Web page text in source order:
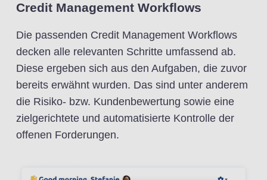
Credit Management Workflows
Die passenden Credit Management Workflows
decken alle relevanten Schritte umfassend ab.
Diese ergeben sich aus den Aufgaben, die zuvor
bereits erwähnt wurden. Das sind unter anderem
die Risiko- bzw. Kundenbewertung sowie eine
zielgerichtete und automatisierte Kontrolle der
offenen Forderungen.